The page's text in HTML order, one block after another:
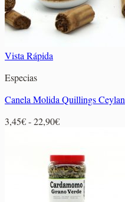
Vista Rápida
Especias
Canela Molida Quillings Ceylan
3,45€-22,90€Rango
desde
3,45€
hasta
22,90€